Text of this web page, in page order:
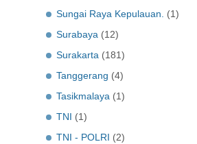
Sungai Raya Kepulauan.
(1)
Surabaya (12)
Surakarta (181)
Tanggerang (4)
Tasikmalaya (1)
TNI (1)
TNI - POLRI (2)